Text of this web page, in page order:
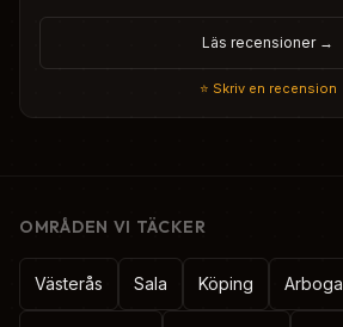
Läs recensioner →
⭐ Skriv en recension
OMRÅDEN VI TÄCKER
Västerås Sala Köping Arboga